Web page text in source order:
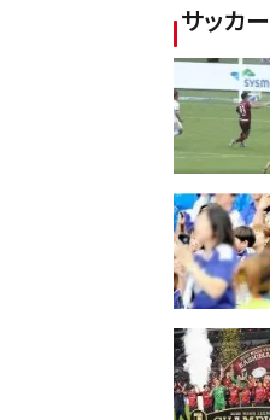
サッカー